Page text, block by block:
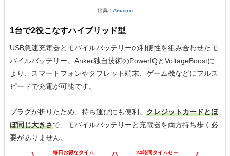
出典： Amazon
1台で2役こなすハイブリッド型
USB急速充電器とモバイルバッテリーの利便性を組み合わせたモ
バイルバッテリー。Anker独自技術のPowerIQとVoltageBoostに
より、スマートフォンやタブレット端末、ゲーム機などにフルス
ピードで充電が可能です。
プラグが折りたため、持ち運びにも便利。 クレジットカードとほ
ぼ同じ大きさで、モバイルバッテリーと充電器を両方持ち歩く必
要がありません。
毎日お得なタイム
24時間タイムセー